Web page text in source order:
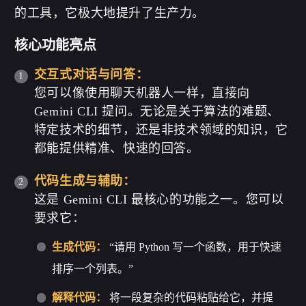
的工具，它极大地提升了生产力。
核心功能亮点
交互式对话与问答：
您可以像使用聊天机器人一样，直接向
Gemini CLI 提问。无论是关于算法的难题、
特定技术的细节，还是非技术领域的知识，它
都能提供精准、快速的回答。
代码生成与辅助：
这是 Gemini CLI 最核心的功能之一。您可以
要求它：
生成代码：
“请用 Python 写一个函数，用于快速
排序一个列表。”
解释代码： 将一段复杂的代码粘贴给它，并提